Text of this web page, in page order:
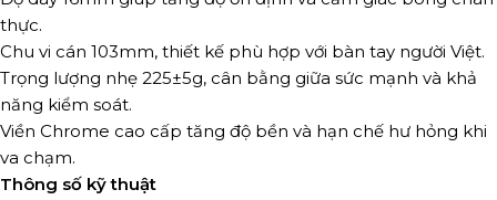
thực.
Chu vi cán 103mm, thiết kế phù hợp với bàn tay người Việt.
Trọng lượng nhẹ 225±5g, cân bằng giữa sức mạnh và khả
năng kiểm soát.
Viền Chrome cao cấp tăng độ bền và hạn chế hư hỏng khi
va chạm.
Thông số kỹ thuật